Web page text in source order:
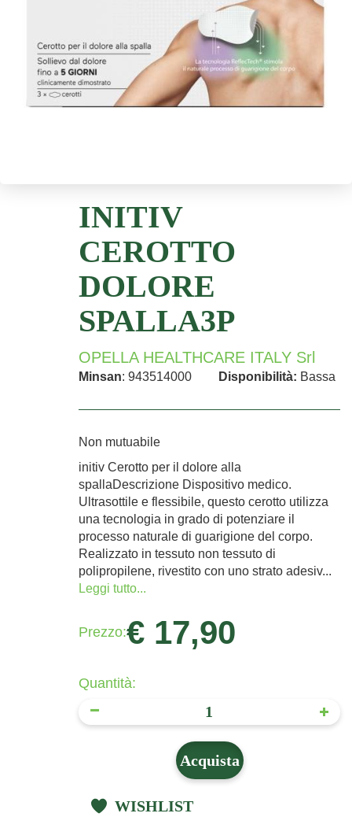
INITIV
CEROTTO
DOLORE
SPALLA3P
OPELLA HEALTHCARE ITALY Srl
Minsan: 943514000 Disponibilità: Bassa
Non mutuabile
initiv Cerotto per il dolore alla
spallaDescrizione Dispositivo medico.
Ultrasottile e flessibile, questo cerotto utilizza
una tecnologia in grado di potenziare il
processo naturale di guarigione del corpo.
Realizzato in tessuto non tessuto di
polipropilene, rivestito con uno strato adesiv...
Leggi tutto...
Prezzo:€ 17,90
Quantità:
Acquista
WISHLIST